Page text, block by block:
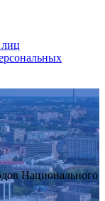
Национального